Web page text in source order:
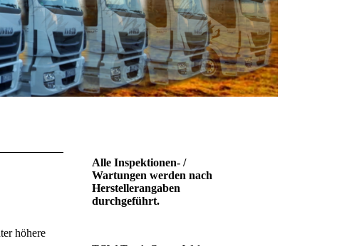
höhere
Alle Inspektionen- /
Wartungen werden nach
Herstellerangaben
durchgeführt.